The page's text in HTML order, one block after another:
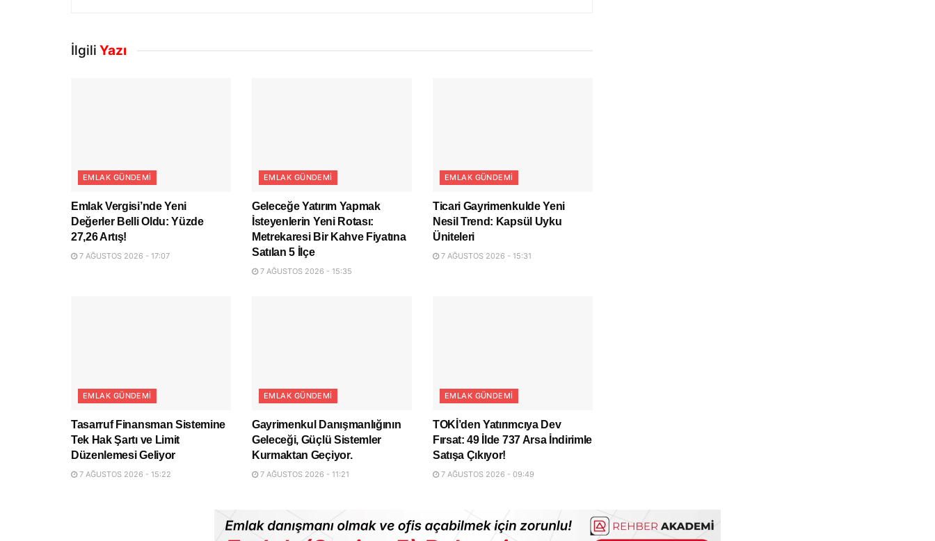
İlgili Yazı
EMLAK GÜNDEMI
Emlak Vergisi’nde Yeni
Değerler Belli Oldu: Yüzde
27,26 Artış!
7 AĞUSTOS 2026 - 17:07
EMLAK GÜNDEMI
Geleceğe Yatırım Yapmak
İsteyenlerin Yeni Rotası:
Metrekaresi Bir Kahve Fiyatına
Satılan 5 İlçe
7 AĞUSTOS 2026 - 15:35
EMLAK GÜNDEMI
Ticari Gayrimenkulde Yeni
Nesil Trend: Kapsül Uyku
Üniteleri
7 AĞUSTOS 2026 - 15:31
EMLAK GÜNDEMI
Tasarruf Finansman Sistemine
Tek Hak Şartı ve Limit
Düzenlemesi Geliyor
7 AĞUSTOS 2026 - 15:22
EMLAK GÜNDEMI
Gayrimenkul Danışmanlığının
Geleceği, Güçlü Sistemler
Kurmaktan Geçiyor.
7 AĞUSTOS 2026 - 11:21
EMLAK GÜNDEMI
TOKİ’den Yatırımcıya Dev
Fırsat: 49 İlde 737 Arsa İndirimle
Satışa Çıkıyor!
7 AĞUSTOS 2026 - 09:49